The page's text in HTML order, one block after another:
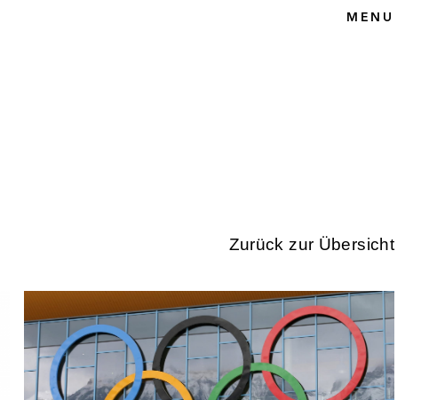
MENU
Zurück zur Übersicht